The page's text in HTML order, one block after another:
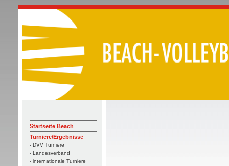
Startseite Beach
Turniere/Ergebnisse
- DVV Turniere
- Landesverband
- internationale Turniere